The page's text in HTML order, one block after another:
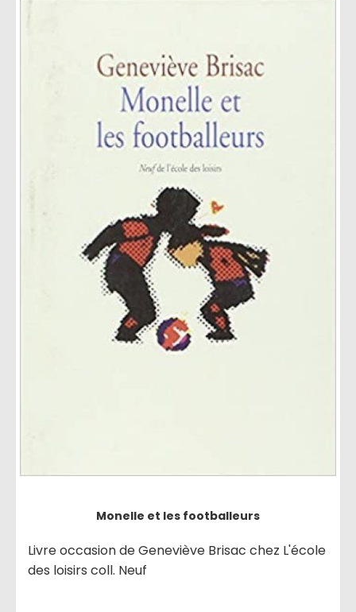
Monelle et les footballeurs
Livre occasion de Geneviève Brisac chez L'école
des loisirs coll. Neuf